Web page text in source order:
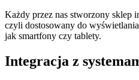
Każdy przez nas stworzony sklep
czyli dostosowany do
jak smartfony czy tablety.
Integracja z